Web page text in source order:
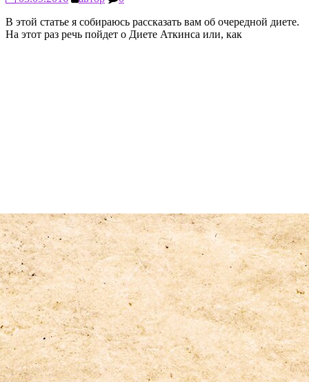
В этой статье я собираюсь рассказать вам об очередной диете.
На этот раз речь пойдет о Диете Аткинса или, как